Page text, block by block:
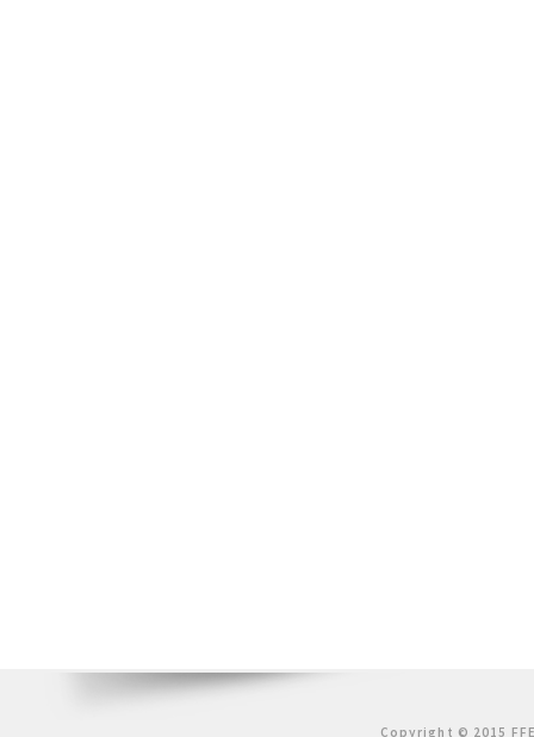
Copyright © 2015